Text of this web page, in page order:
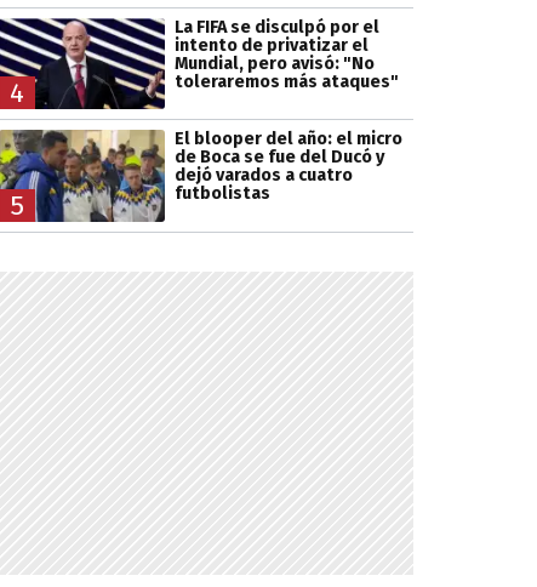
4
La FIFA se disculpó por el
intento de privatizar el
Mundial, pero avisó: "No
toleraremos más ataques"
5
El blooper del año: el micro
de Boca se fue del Ducó y
dejó varados a cuatro
futbolistas